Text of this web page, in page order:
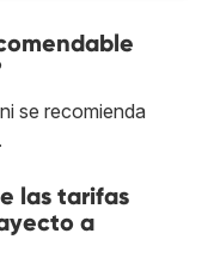
se recomienda
las tarifas
a